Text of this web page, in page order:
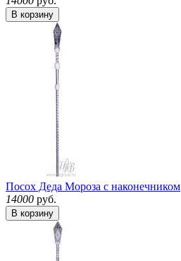
В корзину
Посох Деда Мороза с наконечником
14000 руб.
В корзину